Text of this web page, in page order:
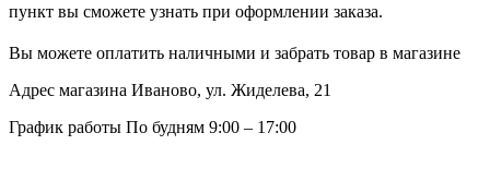
пункт вы сможете узнать при оформлении заказа.
Вы можете оплатить наличными и забрать товар в магазине
Адрес магазина Иваново, ул. Жиделева, 21
График работы По будням 9:00 – 17:00